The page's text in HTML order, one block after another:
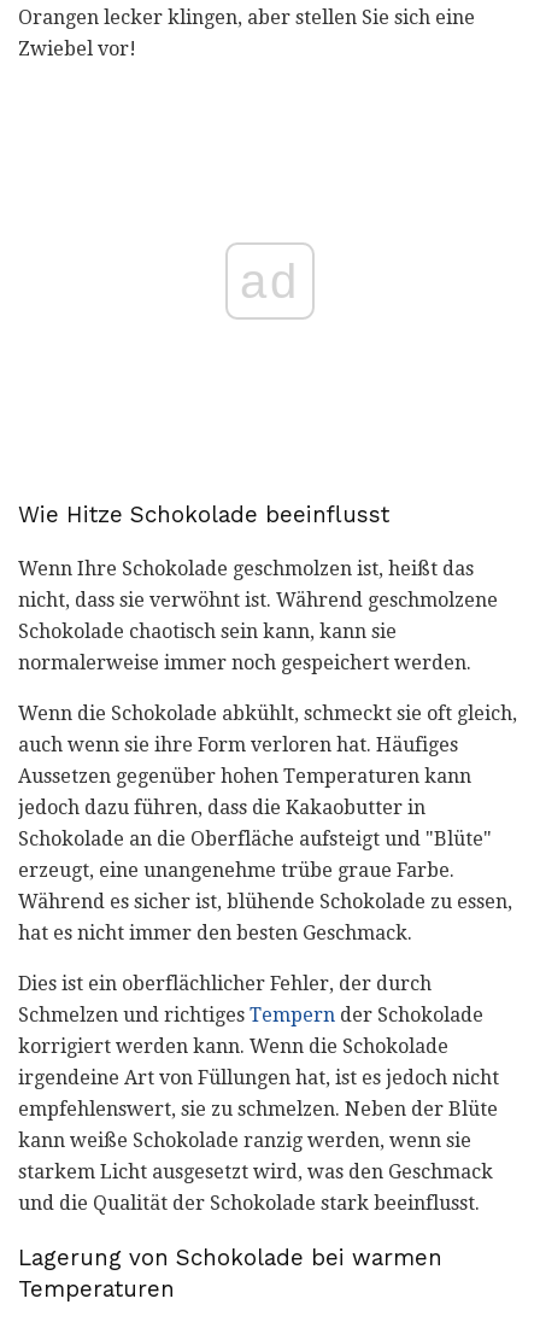
Orangen lecker klingen, aber stellen Sie sich eine
Zwiebel vor!
ad
Wie Hitze Schokolade beeinflusst
Wenn Ihre Schokolade geschmolzen ist, heißt das
nicht, dass sie verwöhnt ist. Während geschmolzene
Schokolade chaotisch sein kann, kann sie
normalerweise immer noch gespeichert werden.
Wenn die Schokolade abkühlt, schmeckt sie oft gleich,
auch wenn sie ihre Form verloren hat. Häufiges
Aussetzen gegenüber hohen Temperaturen kann
jedoch dazu führen, dass die Kakaobutter in
Schokolade an die Oberfläche aufsteigt und "Blüte"
erzeugt, eine unangenehme trübe graue Farbe.
Während es sicher ist, blühende Schokolade zu essen,
hat es nicht immer den besten Geschmack.
Dies ist ein oberflächlicher Fehler, der durch
Schmelzen und richtiges Tempern der Schokolade
korrigiert werden kann. Wenn die Schokolade
irgendeine Art von Füllungen hat, ist es jedoch nicht
empfehlenswert, sie zu schmelzen. Neben der Blüte
kann weiße Schokolade ranzig werden, wenn sie
starkem Licht ausgesetzt wird, was den Geschmack
und die Qualität der Schokolade stark beeinflusst.
Lagerung von Schokolade bei warmen
Temperaturen